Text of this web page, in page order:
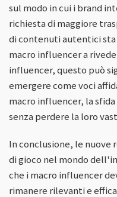
sul modo in cui i brand
richiesta di maggiore
di contenuti autentici sta
macro influencer a
influencer, questo può
emergere come voci
macro influencer, la
senza perdere la loro
In conclusione, le nuove
di gioco nel mondo
che i macro influencer
rimanere rilevanti e